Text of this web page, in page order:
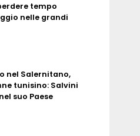
tempo
nelle grandi
nel Salernitano,
tunisino: Salvini
suo Paese